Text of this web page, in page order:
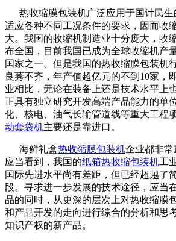
热收缩膜包装机广泛应用于国计民生
适应各种不同工况条件的要求，因而收
大。我国的收缩机制造业十分庞大，收
布全国，目前我国已成为全球收缩机产
国家之一。但是我国的热收缩膜包装机
良莠不齐，年产值超亿元的不到10家，
业相比，无论在装备上还是技术水平上
正具有独立研究开发高端产品能力的单
化、核电、油气长输管道线等重大工程
动套袋机主要还是靠进口。
海鲜礼盒热收缩膜包装机企业都非常
应当看到，我国的纸箱热收缩包装机工
国际先进水平尚有差距，但已经超越了
段。寻求进一步发展的技术途径，应当
品的同时，从更深的层次上对热收缩膜
和产品开发的走向进行综合的分析和思
知识产权的新产品。